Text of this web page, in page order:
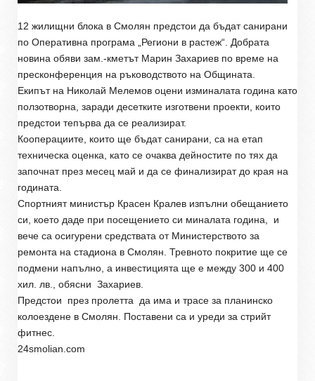
12 жилищни блока в Смолян предстои да бъдат санирани
по Оперативна програма „Региони в растеж“. Добрата
новина обяви зам.-кметът Марин Захариев по време на
пресконференция на ръководството на Общината.
Екипът на Николай Мелемов оцени изминалата година като
ползотворна, заради десетките изготвени проекти, които
предстои тепърва да се реализират.
Кооперациите, които ще бъдат санирани, са на етап
техническа оценка, като се очаква дейностите по тях да
започнат през месец май и да се финализират до края на
годината.
Спортният министър Красен Кралев изпълни обещанието
си, което даде при посещението си миналата година,
и
вече са осигурени средствата от Министерството за
ремонта на стадиона в Смолян. Тревното покритие ще се
подмени напълно, а инвестицията ще е между 300 и 400
хил. лв., обясни Захариев.
Предстои
през пролетта
да има и трасе за планинско
колоездене в Смолян. Поставени са и уреди за стрийт
фитнес.
24smolian.com